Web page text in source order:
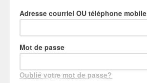
Adresse courriel OU téléphone mobile
Mot de passe
Oublié votre mot de passe?